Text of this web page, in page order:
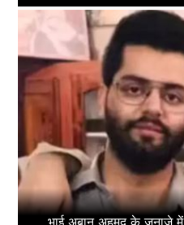
भाई अबान अहमद के जनाजे